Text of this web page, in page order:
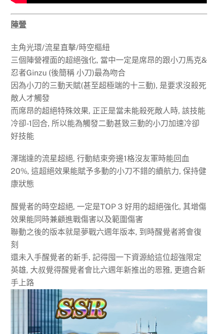
陣營
主角光環/流星直擊/時空樞紐
三個陣營裡面的超絕強化, 當中一定是席昂的跟小刀馬克&
忍者Ginzu (後簡稱 小刀)最為吻合
因為小刀的三動天賦(甚至超極端的十三動), 是要求沒殺死
敵人才觸發
而席昂的超絕特殊效果, 正正是當未能殺死敵人時, 該技能
冷卻-1回合, 所以能為觸發二動甚致三動的小刀加速冷卻
好技能
澤瑞達的流星超絕, 行動結束旁邊1格沒友軍時能回血
20%, 這超絕效果能賦予多動的小刀不錯的續航力, 保持健
康狀態
醒覺者的時空超絕, 一定是TOP 3 好用的超絕強化, 其增傷
效果能同時兼顧進戰傷害以及範圍傷害
聯動之後的版本就是夢戰六週年版本, 到時醒覺者將會復
刻
還未入手醒覺者的新手, 記得囤一下資源給這位超強限定
英雄, 大叔覺得醒覺者會比六週年新推出的恩雅, 更適合新
手上路